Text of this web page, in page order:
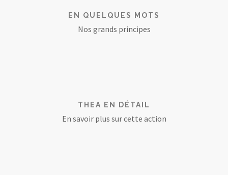
EN QUELQUES MOTS
Nos grands principes
THEA EN DÉTAIL
En savoir plus sur cette action